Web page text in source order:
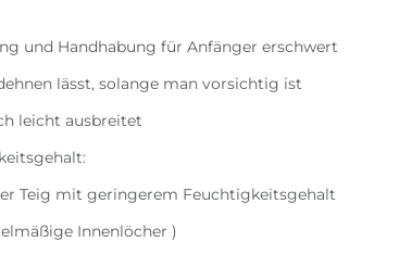
und Handhabung für Anfänger erschwert
lässt, solange man vorsichtig ist
leicht ausbreitet
Teig mit geringerem Feuchtigkeitsgehalt
Innenlöcher )